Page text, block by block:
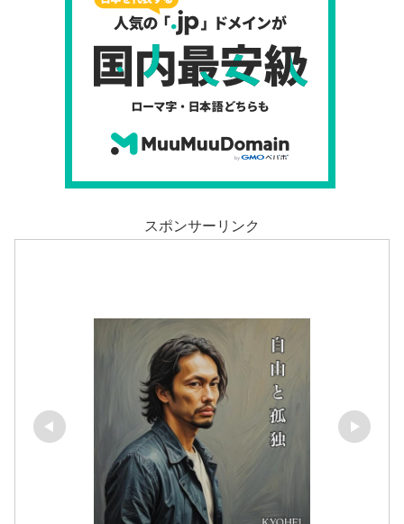
スポンサーリンク